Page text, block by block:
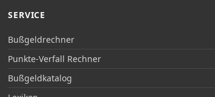
SERVICE
Bußgeldrechner
Punkte-Verfall Rechner
Bußgeldkatalog